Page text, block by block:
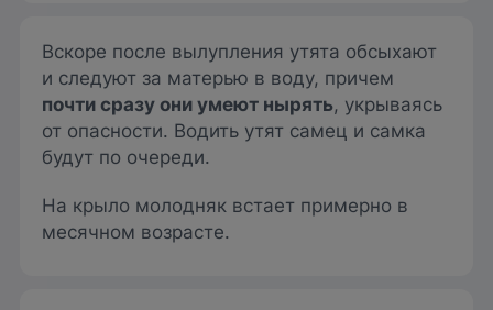
Вскоре после вылупления утята обсыхают
и следуют за матерью в воду, причем
почти сразу они умеют нырять, укрываясь
от опасности. Водить утят самец и самка
будут по очереди.
На крыло молодняк встает примерно в
месячном возрасте.